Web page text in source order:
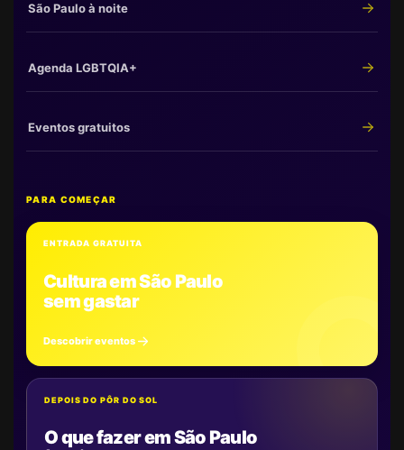
São Paulo à noite
Agenda LGBTQIA+
Eventos gratuitos
PARA COMEÇAR
ENTRADA GRATUITA
Cultura em São Paulo
sem gastar
Descobrir eventos
DEPOIS DO PÔR DO SOL
O que fazer em São Paulo